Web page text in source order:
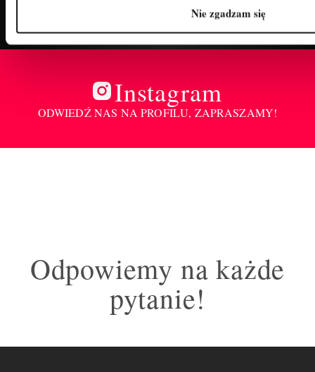
Nie zgadzam się
POLUB NASZ PROFIL I BĄDŹ NA BIEŻĄCO!
Instagram
ODWIEDŹ NAS NA PROFILU, ZAPRASZAMY!
Odpowiemy na każde
pytanie!